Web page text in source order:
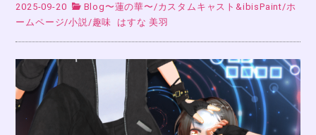
2025-09-20 Blog〜蓮の華〜 /カスタムキャスト&ibisPaint/ホ
ームページ/小説 /趣味 はすな 美羽